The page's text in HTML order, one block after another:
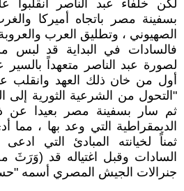
لكن خلفاء عبد الناصر انقلبوا
بسفينة مصر باتجاه أميركا
الصهيوني ، وتطليق العرب
فالسادات في البداية قد
لصورة عبد الناصر متعهداً
أول من خان ذلك العهد وانقلب
"التحول من الشرعية الثورية إلى
ثم سار بسفينة مصر بعيدا عن
الديمقراطية التي وعد بها ، مما
ثمناً لخيانته المبادئ التي ادعى
السادات وقبل اغتياله قد
جنرالات الجيش المصري أسمه